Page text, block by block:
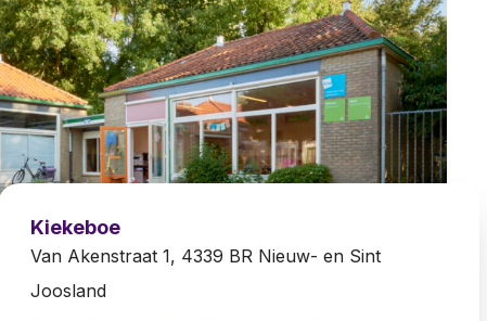
Kiekeboe
Van Akenstraat 1, 4339 BR Nieuw- en Sint
Joosland